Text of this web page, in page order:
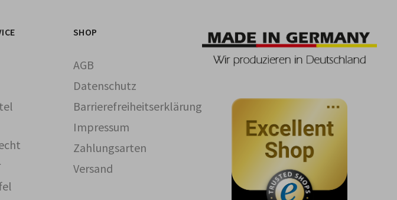
SHOP
AGB
Datenschutz
Barrierefreiheitserklärung
Impressum
Zahlungsarten
Versand